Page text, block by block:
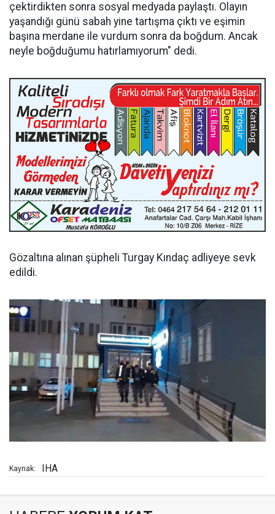
çektirdikten sonra sosyal medyada paylaştı. Olayın
yaşandığı günü sabah yine tartışma çıktı ve eşimin
başına merdane ile vurdum sonra da boğdum. Ancak
neyle boğduğumu hatırlamıyorum" dedi.
Gözaltına alınan şüpheli Turgay Kındaç adliyeye sevk
edildi.
Kaynak: IHA